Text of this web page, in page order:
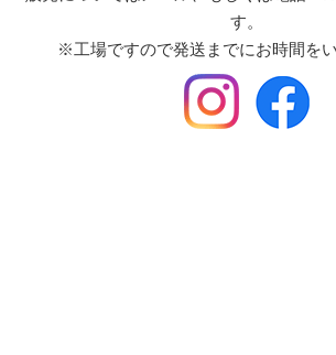
す。
※工場ですので発送までにお時間をい